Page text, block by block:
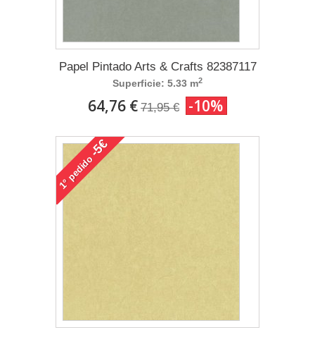
Papel Pintado Arts & Crafts 82387117
Superficie: 5.33 m2
64,76 € 71,95 € -10%
1°
pedido
-5€